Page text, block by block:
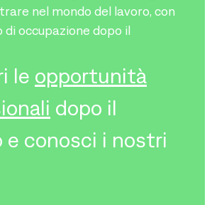
nel mondo del lavoro, con
di occupazione dopo il
le opportunità
dopo il
e conosci i nostri